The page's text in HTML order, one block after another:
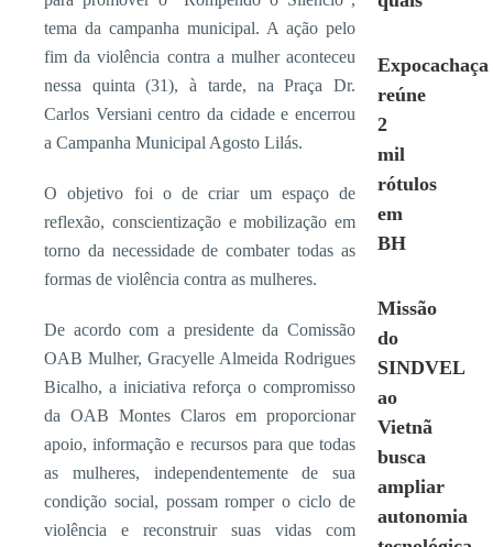
tema da campanha municipal. A ação pelo
fim da violência contra a mulher aconteceu
nessa quinta (31), à tarde, na Praça Dr.
Carlos Versiani centro da cidade e encerrou
a Campanha Municipal Agosto Lilás.
O objetivo foi o de criar um espaço de
reflexão, conscientização e mobilização em
torno da necessidade de combater todas as
formas de violência contra as mulheres.
De acordo com a presidente da Comissão
OAB Mulher, Gracyelle Almeida Rodrigues
Bicalho, a iniciativa reforça o compromisso
da OAB Montes Claros em proporcionar
apoio, informação e recursos para que todas
as mulheres, independentemente de sua
condição social, possam romper o ciclo de
violência e reconstruir suas vidas com
Expocachaça
reúne
2
mil
rótulos
em
BH
Missão
do
SINDVEL
ao
Vietnã
busca
ampliar
autonomia